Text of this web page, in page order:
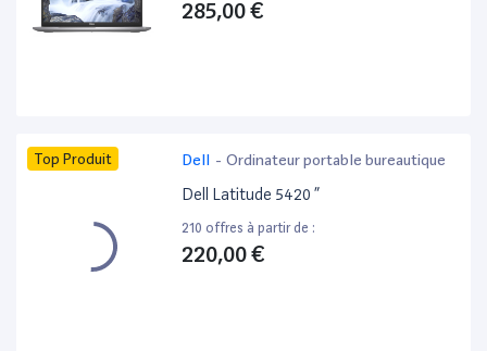
285,00 €
Top Produit Dell - Ordinateur portable bureautique
Dell Latitude 5420 ”
210 offres à partir de :
220,00 €